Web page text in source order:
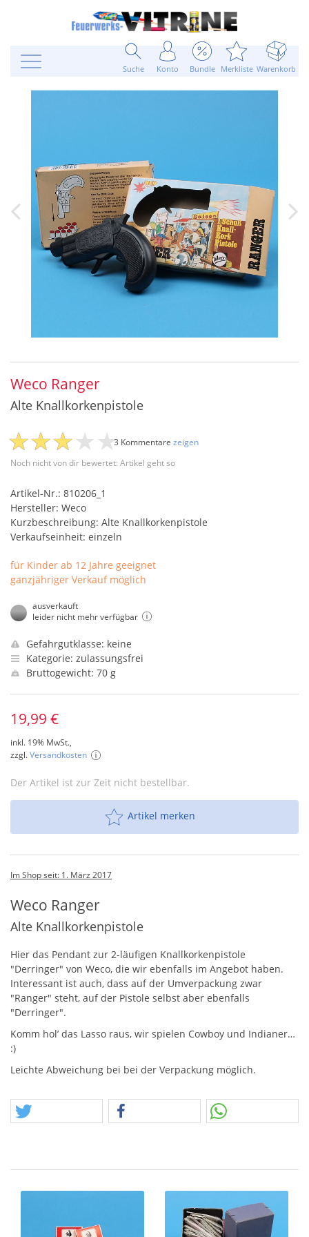
Suche Konto Bundle Merkliste Warenkorb
Weco Ranger
Alte Knallkorkenpistole
Noch nicht von dir bewertet: Artikel geht so
3 Kommentare zeigen
Artikel-Nr.: 810206_1
Hersteller: Weco
Kurzbeschreibung: Alte Knallkorkenpistole
Verkaufseinheit: einzeln
für Kinder ab 12 Jahre geeignet
ganzjähriger Verkauf möglich
ausverkauft
leider nicht mehr verfügbar
Gefahrgutklasse: keine
Kategorie: zulassungsfrei
Bruttogewicht: 70 g
19,99 €
inkl. 19% MwSt.,
zzgl.Versandkosten
Der Artikel ist zur Zeit nicht bestellbar.
Artikel merken
Im Shop seit: 1. März 2017
Weco Ranger
Alte Knallkorkenpistole
Hier das Pendant zur 2-läufigen Knallkorkenpistole
"Derringer" von Weco, die wir ebenfalls im Angebot haben.
Interessant ist auch, dass auf der Umverpackung zwar
"Ranger" steht, auf der Pistole selbst aber ebenfalls
"Derringer".
Komm hol’ das Lasso raus, wir spielen Cowboy und Indianer…
:)
Leichte Abweichung bei bei der Verpackung möglich.